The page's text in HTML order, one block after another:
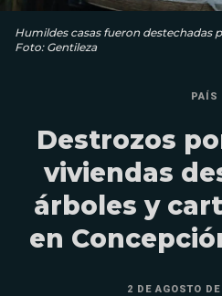
Humildes casas fueron destechadas
Foto: Gentileza
PAÍS
Destrozos
viviendas
árboles y
en
2 DE AGOSTO